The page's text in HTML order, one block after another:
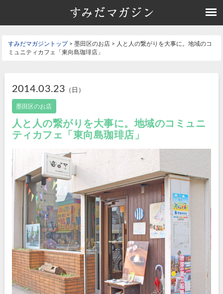
すみだマガジントップ> 墨田区のお店 > 人と人の繋がりを大事に。地域のコ
ミュニティカフェ「東向島珈琲店」
2014.03.23 （日）
墨田区のお店
人と人の繋がりを大事に。地域のコミュニ
ティカフェ「東向島珈琲店」